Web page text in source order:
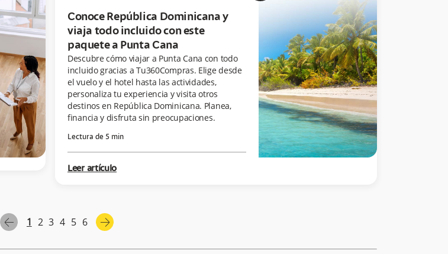
Conoce República Dominicana y
viaja todo incluido con este
paquete a Punta Cana
Descubre cómo viajar a Punta Cana con todo
incluido gracias a Tu360Compras. Elige desde
el vuelo y el hotel hasta las actividades,
personaliza tu experiencia y visita otros
destinos en República Dominicana. Planea,
financia y disfruta sin preocupaciones.
Lectura de 5 min
Leer artículo
arrow-left 1 2 3 4 5 6 arrow-right